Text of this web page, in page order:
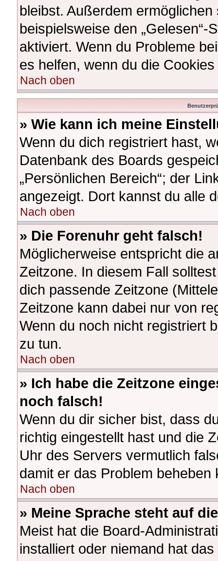
bleibst. Außerdem
beispielsweise den
aktiviert. Wenn du Probleme
es helfen, wenn du die
Nach oben
» Wie kann ich meine
Wenn du dich registriert hast,
Datenbank des Boards
„Persönlichen Bereich“; der
angezeigt. Dort kannst du alle
Nach oben
» Die Forenuhr geht falsch!
Möglicherweise entspricht die
Zeitzone. In diesem Fall
dich passende Zeitzone
Zeitzone kann dabei nur von
Wenn du noch nicht registriert
zu tun.
Nach oben
» Ich habe die Zeitzone
noch falsch!
Wenn du dir sicher bist, dass
richtig eingestellt hast und die
Uhr des Servers vermutlich
damit er das Problem beheben
Nach oben
» Meine Sprache steht auf
Meist hat die Board-
installiert oder niemand hat